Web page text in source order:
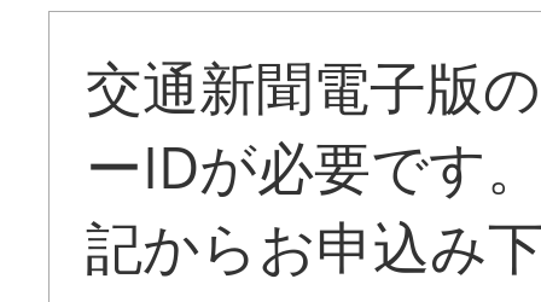
交通新聞電子版
ーIDが必要です
記からお申込み